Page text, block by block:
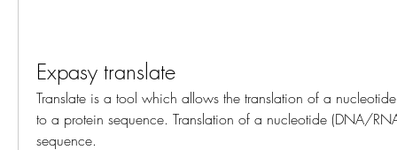
Expasy translate
Translate is a tool which allows the translation of a
to a protein sequence. Translation of a nucleotide (DNA/
sequence.